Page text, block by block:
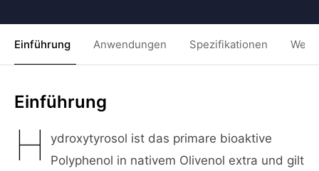
Einführung Anwendungen Spezifikationen
Einführung
H
ydroxytyrosol ist das primare bioaktive
Polyphenol in nativem Olivenol extra und gilt